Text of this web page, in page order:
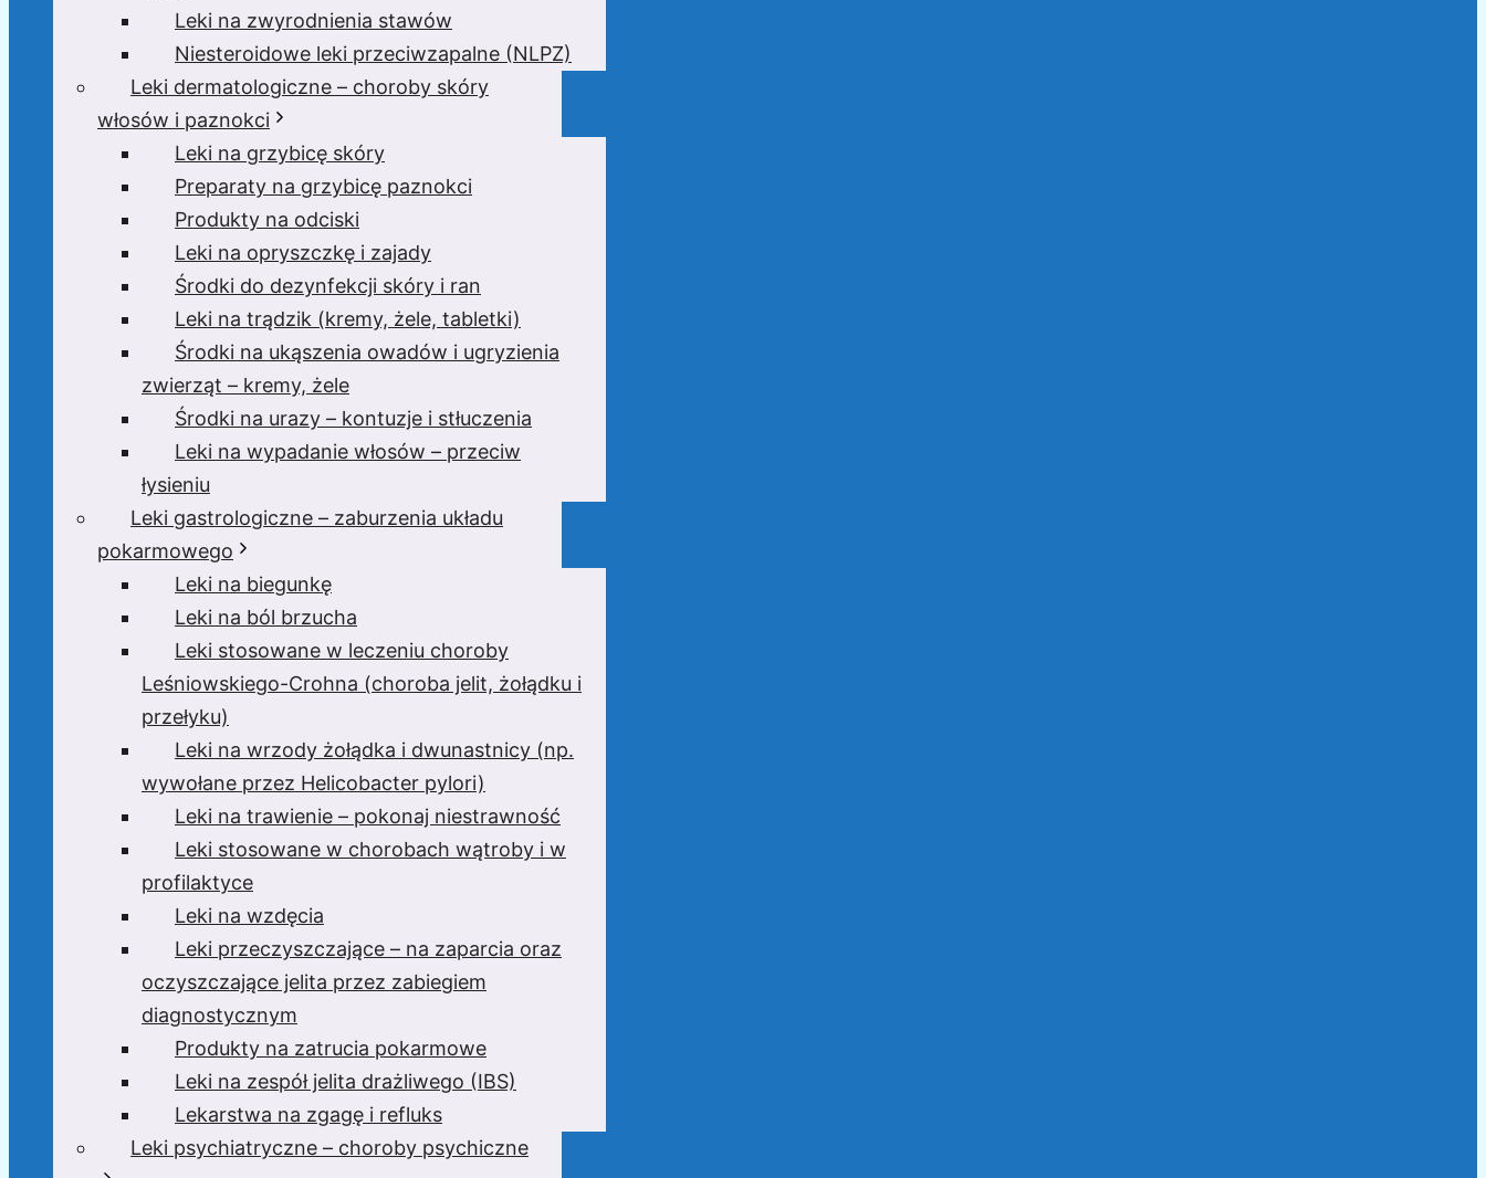
Leki na zwyrodnienia stawów
Niesteroidowe leki przeciwzapalne (NLPZ)
Leki dermatologiczne – choroby skóry
włosów i paznokci
Leki na grzybicę skóry
Preparaty na grzybicę paznokci
Produkty na odciski
Leki na opryszczkę i zajady
Środki do dezynfekcji skóry i ran
Leki na trądzik (kremy, żele, tabletki)
Środki na ukąszenia owadów i ugryzienia
zwierząt – kremy, żele
Środki na urazy – kontuzje i stłuczenia
Leki na wypadanie włosów – przeciw
łysieniu
Leki gastrologiczne – zaburzenia układu
pokarmowego
Leki na biegunkę
Leki na ból brzucha
Leki stosowane w leczeniu choroby
Leśniowskiego-Crohna (choroba jelit, żołądku i
przełyku)
Leki na wrzody żołądka i dwunastnicy (np.
wywołane przez Helicobacter pylori)
Leki na trawienie – pokonaj niestrawność
Leki stosowane w chorobach wątroby i w
profilaktyce
Leki na wzdęcia
Leki przeczyszczające – na zaparcia oraz
oczyszczające jelita przez zabiegiem
diagnostycznym
Produkty na zatrucia pokarmowe
Leki na zespół jelita drażliwego (IBS)
Lekarstwa na zgagę i refluks
Leki psychiatryczne – choroby psychiczne